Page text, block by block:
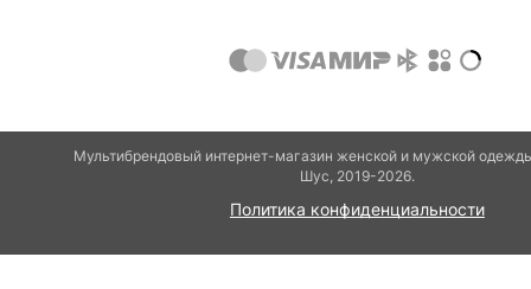
Мультибрендовый интернет-магазин женской и мужской
Шуc, 2019-2026.
Политика конфиденциальности